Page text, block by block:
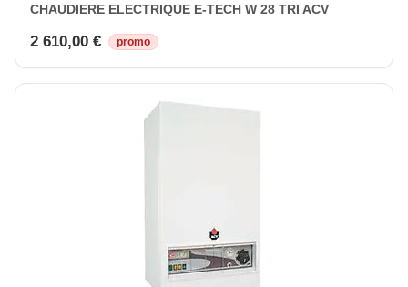
CHAUDIERE ELECTRIQUE E-TECH W 28 TRI ACV
2 610,00 € promo